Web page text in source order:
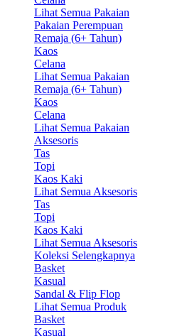
Lihat Semua Pakaian
Pakaian Perempuan
Remaja (6+ Tahun)
Kaos
Celana
Lihat Semua Pakaian
Remaja (6+ Tahun)
Kaos
Celana
Lihat Semua Pakaian
Aksesoris
Tas
Topi
Kaos Kaki
Lihat Semua Aksesoris
Tas
Topi
Kaos Kaki
Lihat Semua Aksesoris
Koleksi Selengkapnya
Basket
Kasual
Sandal & Flip Flop
Lihat Semua Produk
Basket
Kasual